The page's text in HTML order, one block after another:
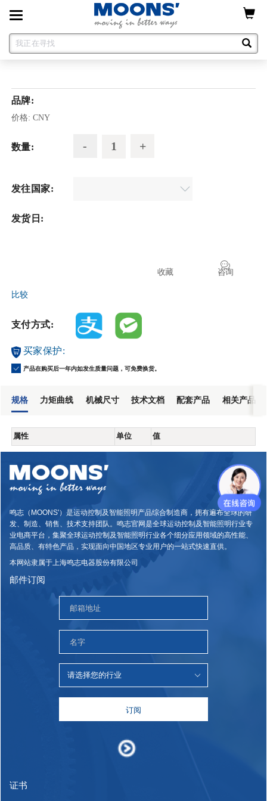
Toggle
navigation
品牌:
价格: CNY
数量:
发往国家:
发货日:
咨询
收藏
比较
支付方式:
买家保护:
产品在购买后一年内如发生质量问题，可免费换货。
规格 力矩曲线 机械尺寸 技术文档 配套产品 相关产品
属性 单位 值
鸣志（MOONS'）是运动控制及智能照明产品综合制造商，拥有遍布全球的研
发、制造、销售、技术支持团队。鸣志官网是全球运动控制及智能照明行业专
业电商平台，集聚全球运动控制及智能照明行业各个细分应用领域的高性能、
高品质、有特色产品，实现面向中国地区专业用户的一站式快速直供。
本网站隶属于上海鸣志电器股份有限公司
邮件订阅
订阅
证书